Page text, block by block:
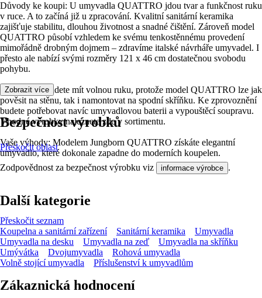
Důvody ke koupi: U umyvadla QUATTRO jdou tvar a funkčnost ruku
v ruce. A to začíná již u zpracování. Kvalitní sanitární keramika
zajišťuje stabilitu, dlouhou životnost a snadné čištění. Zároveň model
QUATTRO působí vzhledem ke svému tenkostěnnému provedení
mimořádně drobným dojmem – zdravíme italské návrháře umyvadel. I
přesto ale nabízí svými rozměry 121 x 46 cm dostatečnou svobodu
pohybu.
Při instalaci budete mít volnou ruku, protože model QUATTRO lze jak
pověsit na stěnu, tak i namontovat na spodní skříňku. Ke zprovoznění
budete potřebovat navíc umyvadlovou baterii a vypouštěcí soupravu.
Vhodné výrobky naleznete zde v sortimentu.
Vaše výhody: Modelem Jungborn QUATTRO získáte elegantní
umyvadlo, které dokonale zapadne do moderních koupelen.
Zobrazit více
Bezpečnost výrobků
Přeskočit oblast
Zodpovědnost za bezpečnost výrobku viz informace výrobce .
Další kategorie
Přeskočit seznam
Koupelna a sanitární zařízení
Sanitární keramika
Umyvadla
Umyvadla na desku
Umyvadla na zeď
Umyvadla na skříňku
Umývátka
Dvojumyvadla
Rohová umyvadla
Volně stojící umyvadla
Příslušenství k umyvadlům
Zákaznická hodnocení